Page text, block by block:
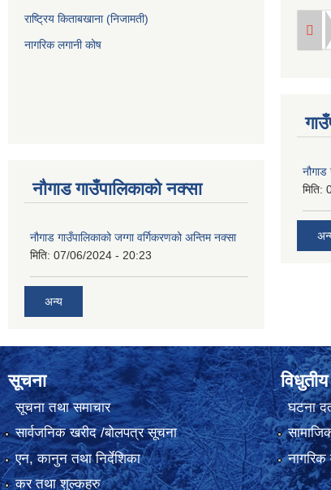
राष्ट्रिय किताबखाना (निजामती)
नागरिक लगानी कोष
नौगाड गाउँपालिकाको नक्सा
नौगाड गाउँपालिकाको जग्गा वर्गिकरणको अन्तिम नक्सा
मिति: 07/06/2024 - 20:23
अन्य
नौगाड
मिति:
सूचना
सूचना तथा समाचार
सार्वजनिक खरीद /बोलपत्र सूचना
एन, कानुन तथा निर्देशिका
कर तथा शुल्कहरु
घटना
नागरिक